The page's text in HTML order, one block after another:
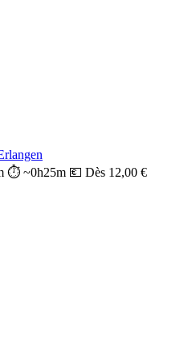
⏱️ ~0h25m 💶 Dès 12,00 €